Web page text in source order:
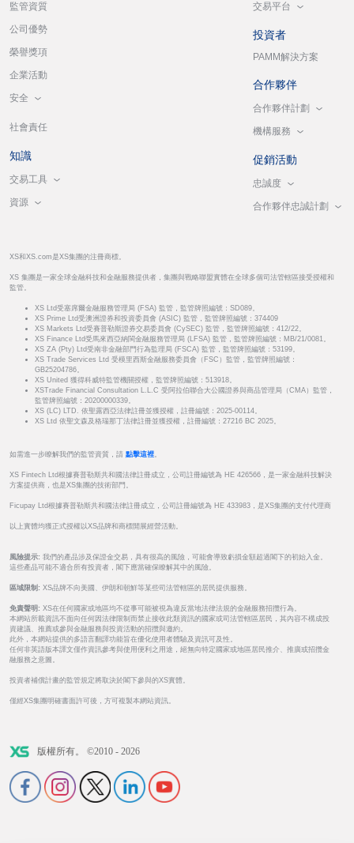
監管資質
公司優勢
榮譽獎項
企業活動
安全
社會責任
知識
交易工具
資源
交易平台
投資者
PAMM解決方案
合作夥伴
合作夥伴計劃
機構服務
促銷活動
忠誠度
合作夥伴忠誠計劃
XS和XS.com是XS集團的注冊商標。
XS 集團是一家全球金融科技和金融服務提供者，集團與戰略聯盟實體在全球多個司法管轄區接受授權和
監管。
XS Ltd受塞席爾金融服務管理局 (FSA) 監管，監管牌照編號：SD089。
XS Prime Ltd受澳洲證券和投資委員會 (ASIC) 監管，監管牌照編號：374409
XS Markets Ltd受賽普勒斯證券交易委員會 (CySEC) 監管，監管牌照編號：412/22。
XS Finance Ltd受馬來西亞納閩金融服務管理局 (LFSA) 監管，監管牌照編號：MB/21/0081。
XS ZA (Pty) Ltd受南非金融部門行為監理局 (FSCA) 監管，監管牌照編號：53199。
XS Trade Services Ltd 受模里西斯金融服務委員會（FSC）監管，監管牌照編號：
GB25204786。
XS United 獲得科威特監管機關授權，監管牌照編號：513918。
XSTrade Financial Consultation L.L.C 受阿拉伯聯合大公國證券與商品管理局（CMA）監管，
監管牌照編號：20200000339。
XS (LC) LTD. 依聖露西亞法律註冊並獲授權，註冊編號：2025-00114。
XS Ltd 依聖文森及格瑞那丁法律註冊並獲授權，註冊編號：27216 BC 2025。
如需進一步瞭解我們的監管資質，請 點擊這裡。
XS Fintech Ltd根據賽普勒斯共和國法律註冊成立，公司註冊編號為 HE 426566，是一家金融科技解決
方案提供商，也是XS集團的技術部門。
Ficupay Ltd根據賽普勒斯共和國法律註冊成立，公司註冊編號為 HE 433983，是XS集團的支付代理商
以上實體均獲正式授權以XS品牌和商標開展經營活動。
風險提示: 我們的產品涉及保證金交易，具有很高的風險，可能會導致虧損金額超過閣下的初始入金。
這些產品可能不適合所有投資者，閣下應當確保瞭解其中的風險。
區域限制: XS品牌不向美國、伊朗和朝鮮等某些司法管轄區的居民提供服務。
免責聲明: XS在任何國家或地區均不從事可能被視為違反當地法律法規的金融服務招攬行為。
本網站所載資訊不面向任何因法律限制而禁止接收此類資訊的國家或司法管轄區居民，其內容不構成投
資建議、推薦或參與金融服務與投資活動的招攬與邀約。
此外，本網站提供的多語言翻譯功能旨在優化使用者體驗及資訊可及性。
任何非英語版本譯文僅作資訊參考與使用便利之用途，絕無向特定國家或地區居民推介、推廣或招攬金
融服務之意圖。
投資者補償計畫的監管規定將取決於閣下參與的XS實體。
僅經XS集團明確書面許可後，方可複製本網站資訊。
版權所有。 ©2010 - 2026